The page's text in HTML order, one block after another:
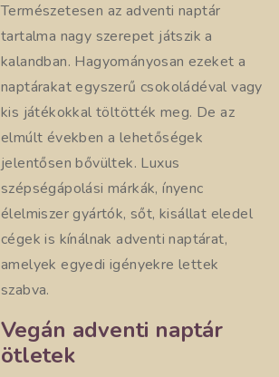
Természetesen az adventi naptár
tartalma nagy szerepet játszik a
kalandban. Hagyományosan ezeket a
naptárakat egyszerű csokoládéval vagy
kis játékokkal töltötték meg. De az
elmúlt években a lehetőségek
jelentősen bővültek. Luxus
szépségápolási márkák, ínyenc
élelmiszer gyártók, sőt, kisállat eledel
cégek is kínálnak adventi naptárat,
amelyek egyedi igényekre lettek
szabva.
Vegán adventi naptár
ötletek